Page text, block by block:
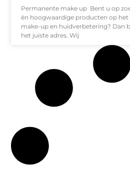
Permanente make up Bent u op
én hoogwaardige producten op
make-up en huidverbetering? Dan
het juiste adres. Wij